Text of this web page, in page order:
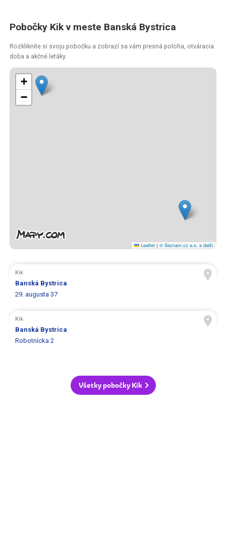
Pobočky Kik v meste Banská Bystrica
Rozkliknite si svoju pobočku a zobrazí sa vám presná poloha, otváracia
doba a akčné letáky.
+
−
Leaflet | © Seznam.cz a.s. a další
Kik
Banská Bystrica
29. augusta 37
Kik
Banská Bystrica
Robotnícka 2
Všetky pobočky Kik